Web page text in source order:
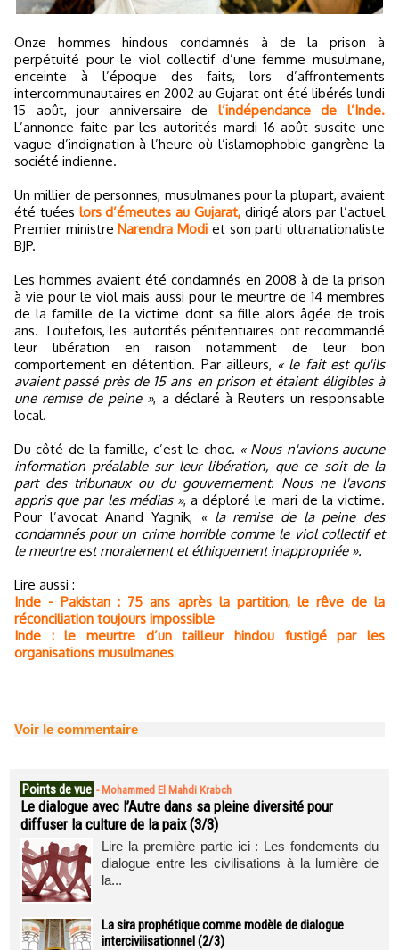
Onze hommes hindous condamnés à de la prison à
perpétuité pour le viol collectif d’une femme musulmane,
enceinte à l’époque des faits, lors d’affrontements
intercommunautaires en 2002 au Gujarat ont été libérés lundi
15 août, jour anniversaire de l’indépendance de l’Inde.
L’annonce faite par les autorités mardi 16 août suscite une
vague d’indignation à l’heure où l’islamophobie gangrène la
société indienne.
Un millier de personnes, musulmanes pour la plupart, avaient
été tuées lors d’émeutes au Gujarat,dirigé alors par l’actuel
Premier ministreNarendra Modi et son parti ultranationaliste
BJP.
Les hommes avaient été condamnés en 2008 à de la prison
à vie pour le viol mais aussi pour le meurtre de 14 membres
de la famille de la victime dont sa fille alors âgée de trois
ans. Toutefois, les autorités pénitentiaires ont recommandé
leur libération en raison notamment de leur bon
comportement en détention. Par ailleurs, « le fait est qu'ils
avaient passé près de 15 ans en prison et étaient éligibles à
une remise de peine », a déclaré à Reuters un responsable
local.
Du côté de la famille, c’est le choc. « Nous n'avions aucune
information préalable sur leur libération, que ce soit de la
part des tribunaux ou du gouvernement. Nous ne l'avons
appris que par les médias », a déploré le mari de la victime.
Pour l’avocat Anand Yagnik,
« la remise de la peine des
condamnés pour un crime horrible comme le viol collectif et
le meurtre est moralement et éthiquement inappropriée ».
Lire aussi :
Inde - Pakistan : 75 ans après la partition, le rêve de la
réconciliation toujours impossible
Inde : le meurtre d’un tailleur hindou fustigé par les
organisations musulmanes
Voir le commentaire
Points de vue - Mohammed El Mahdi Krabch
Le dialogue avec l’Autre dans sa pleine diversité pour
diffuser la culture de la paix (3/3)
Lire la première partie ici : Les fondements du
dialogue entre les civilisations à la lumière de
la...
La sira prophétique comme modèle de dialogue
intercivilisationnel (2/3)